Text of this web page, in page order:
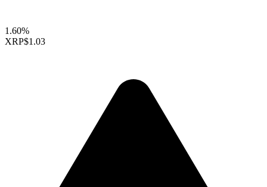
1.60%
XRP$1.03